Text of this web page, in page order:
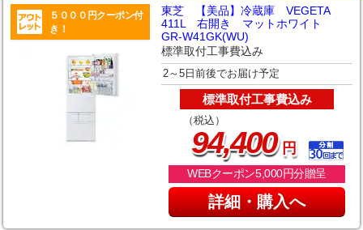
５０００円クーポン付
き！
東芝 【美品】冷蔵庫 VEGETA
411L 右開き マットホワイト
GR-W41GK(WU)
標準取付工事費込み
2～5日前後でお届け予定
標準取付工事費込み
（税込）
94,400円
WEBクーポン5,000円分贈呈
詳細・購入へ